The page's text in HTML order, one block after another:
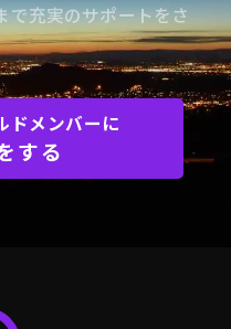
で充実のサポートをさ
ドメンバーに
する